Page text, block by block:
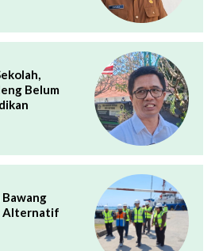
Belum
Bawang
Alternatif